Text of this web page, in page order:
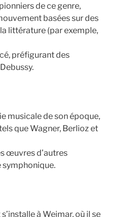
de ce genre,
basées sur des
littérature (par exemple,
préfigurant des
musicale de son époque,
que Wagner, Berlioz et
œuvres d’autres
à Weimar, où il se